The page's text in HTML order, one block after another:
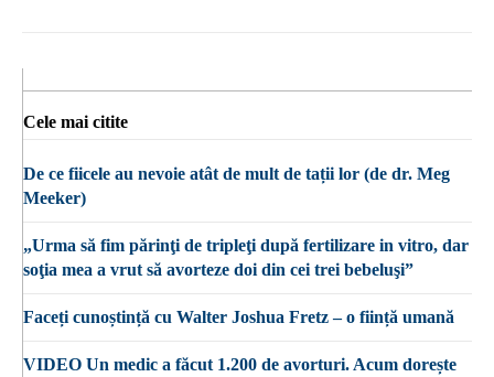
Cele mai citite
De ce fiicele au nevoie atât de mult de tații lor (de dr. Meg
Meeker)
„Urma să fim părinţi de tripleţi după fertilizare in vitro, dar
soţia mea a vrut să avorteze doi din cei trei bebeluşi”
Faceți cunoștință cu Walter Joshua Fretz – o ființă umană
VIDEO Un medic a făcut 1.200 de avorturi. Acum dorește